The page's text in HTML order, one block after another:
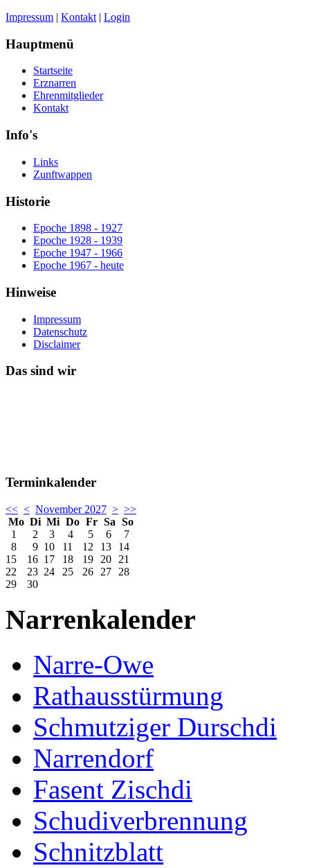
Impressum | Kontakt | Login
Hauptmenü
Startseite
Erznarren
Ehrenmitglieder
Kontakt
Info's
Links
Zunftwappen
Historie
Epoche 1898 - 1927
Epoche 1928 - 1939
Epoche 1947 - 1966
Epoche 1967 - heute
Hinweise
Impressum
Datenschutz
Disclaimer
Das sind wir
Terminkalender
<< < November 2027 > >>
Mo Di Mi Do Fr Sa So
1
2 3 4 5 6
7
8
9 10 11 12 13
14
15
16 17 18 19 20
21
22
23 24 25 26 27
28
29
30
Narrenkalender
Narre-Owe
Rathausstürmung
Schmutziger Durschdi
Narrendorf
Fasent Zischdi
Schudiverbrennung
Schnitzblatt